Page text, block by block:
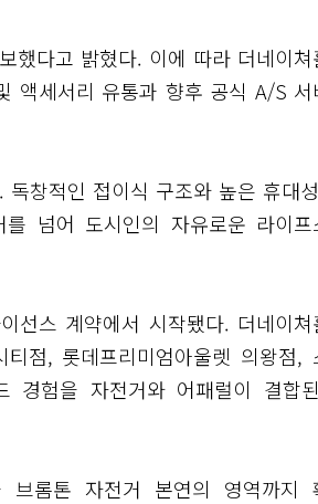
했다고 밝혔다. 이에 따라 더네이쳐
액세서리 유통과 향후 공식 A/S 서
창적인 접이식 구조와 높은 휴대
넘어 도시인의 자유로운 라이프
선스 계약에서 시작됐다. 더네이쳐
점, 롯데프리미엄아울렛 의왕점,
경험을 자전거와 어패럴이 결합
롬톤 자전거 본연의 영역까지